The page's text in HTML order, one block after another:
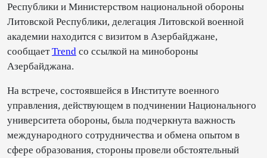
Республики и Министерством национальной обороны
Литовской Республики, делегация Литовской военной
академии находится с визитом в Азербайджане,
сообщаетTrend со ссылкой на минобороны
Азербайджана.
На встрече, состоявшейся в Институте военного
управления, действующем в подчинении Национального
университета обороны, была подчеркнута важность
международного сотрудничества и обмена опытом в
сфере образования, стороны провели обстоятельный